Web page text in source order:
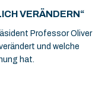
VERÄNDERN“
Professor Oliver
und welche
hat.